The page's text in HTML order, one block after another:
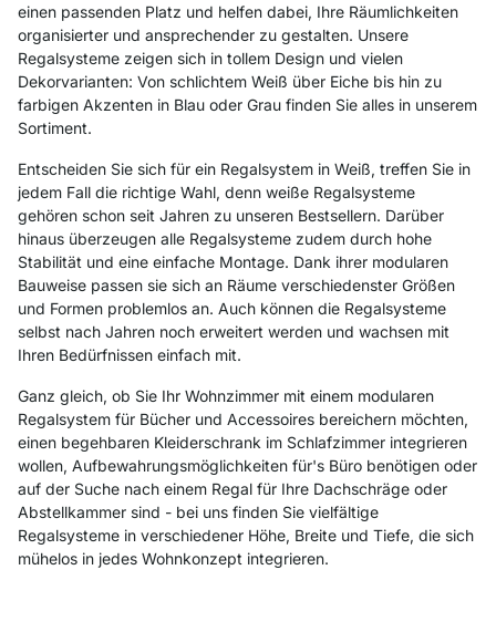
einen passenden Platz und helfen dabei, Ihre Räumlichkeiten
organisierter und ansprechender zu gestalten. Unsere
Regalsysteme zeigen sich in tollem Design und vielen
Dekorvarianten: Von schlichtem Weiß über Eiche bis hin zu
farbigen Akzenten in Blau oder Grau finden Sie alles in unserem
Sortiment.
Entscheiden Sie sich für ein Regalsystem in Weiß, treffen Sie in
jedem Fall die richtige Wahl, denn weiße Regalsysteme
gehören schon seit Jahren zu unseren Bestsellern. Darüber
hinaus überzeugen alle Regalsysteme zudem durch hohe
Stabilität und eine einfache Montage. Dank ihrer modularen
Bauweise passen sie sich an Räume verschiedenster Größen
und Formen problemlos an. Auch können die Regalsysteme
selbst nach Jahren noch erweitert werden und wachsen mit
Ihren Bedürfnissen einfach mit.
Ganz gleich, ob Sie Ihr Wohnzimmer mit einem modularen
Regalsystem für Bücher und Accessoires bereichern möchten,
einen begehbaren Kleiderschrank im Schlafzimmer integrieren
wollen, Aufbewahrungsmöglichkeiten für's Büro benötigen oder
auf der Suche nach einem Regal für Ihre Dachschräge oder
Abstellkammer sind - bei uns finden Sie vielfältige
Regalsysteme in verschiedener Höhe, Breite und Tiefe, die sich
mühelos in jedes Wohnkonzept integrieren.